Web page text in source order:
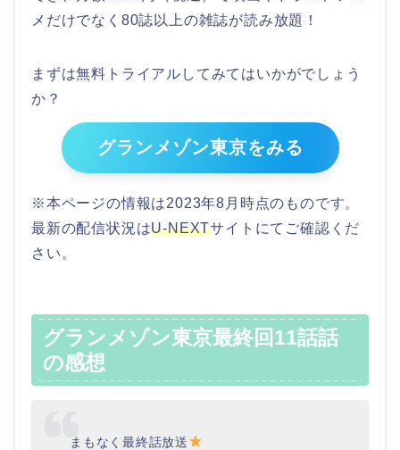
メだけでなく80誌以上の雑誌が読み放題！
まずは無料トライアルしてみてはいかがでしょう
か？
グランメゾン東京をみる
※本ページの情報は2023年8月時点のものです。
最新の配信状況はU-NEXTサイトにてご確認くだ
さい。
グランメゾン東京最終回11話話
の感想
まもなく最終話放送